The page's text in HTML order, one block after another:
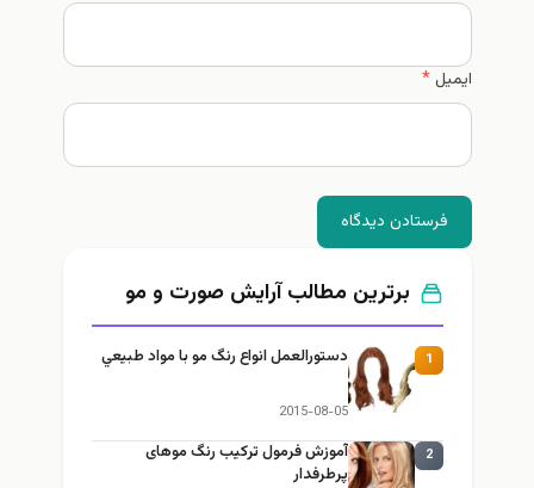
ایمیل*
فرستادن دیدگاه
برترین مطالب آرايش صورت و مو
1 دستورالعمل انواع رنگ مو با مواد طبيعي
2015-08-05
2
آموزش فرمول ترکیب رنگ موهای
پرطرفدار